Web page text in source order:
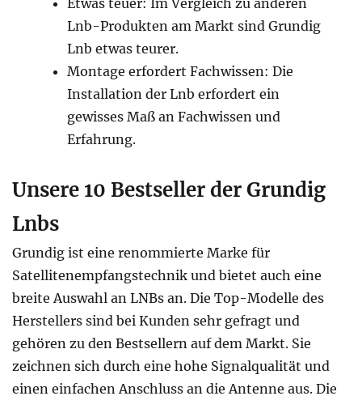
Etwas teuer: Im Vergleich zu anderen
Lnb-Produkten am Markt sind Grundig
Lnb etwas teurer.
Montage erfordert Fachwissen: Die
Installation der Lnb erfordert ein
gewisses Maß an Fachwissen und
Erfahrung.
Unsere 10 Bestseller der Grundig
Lnbs
Grundig ist eine renommierte Marke für
Satellitenempfangstechnik und bietet auch eine
breite Auswahl an LNBs an. Die Top-Modelle des
Herstellers sind bei Kunden sehr gefragt und
gehören zu den Bestsellern auf dem Markt. Sie
zeichnen sich durch eine hohe Signalqualität und
einen einfachen Anschluss an die Antenne aus. Die